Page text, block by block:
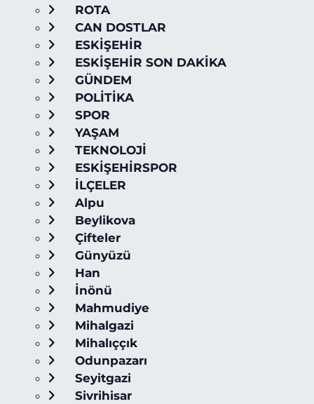
ROTA
CAN DOSTLAR
ESKİŞEHİR
ESKİŞEHİR SON DAKİKA
GÜNDEM
POLİTİKA
SPOR
YAŞAM
TEKNOLOJİ
ESKİŞEHİRSPOR
İLÇELER
Alpu
Beylikova
Çifteler
Günyüzü
Han
İnönü
Mahmudiye
Mihalgazi
Mihalıççık
Odunpazarı
Seyitgazi
Sivrihisar